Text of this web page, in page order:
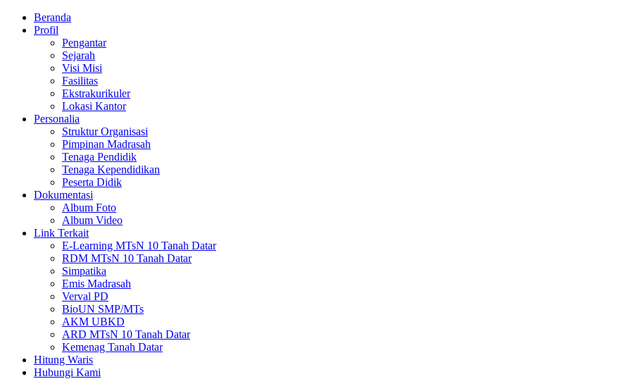
Beranda
Profil
Pengantar
Sejarah
Visi Misi
Fasilitas
Ekstrakurikuler
Lokasi Kantor
Personalia
Struktur Organisasi
Pimpinan Madrasah
Tenaga Pendidik
Tenaga Kependidikan
Peserta Didik
Dokumentasi
Album Foto
Album Video
Link Terkait
E-Learning MTsN 10 Tanah Datar
RDM MTsN 10 Tanah Datar
Simpatika
Emis Madrasah
Verval PD
BioUN SMP/MTs
AKM UBKD
ARD MTsN 10 Tanah Datar
Kemenag Tanah Datar
Hitung Waris
Hubungi Kami